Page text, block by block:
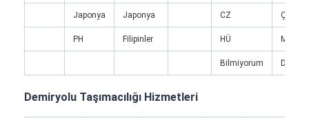
Hakkımızda
Fabrika turu
Bize ulaşın
Japonya Japonya CZ Çek
PH Filipinler HÜ
Bilmiyorum
Demiryolu Taşımacılığı Hizmetleri